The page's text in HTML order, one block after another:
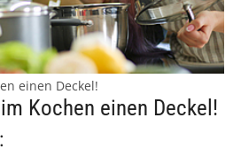
einen Deckel!
Kochen einen Deckel!